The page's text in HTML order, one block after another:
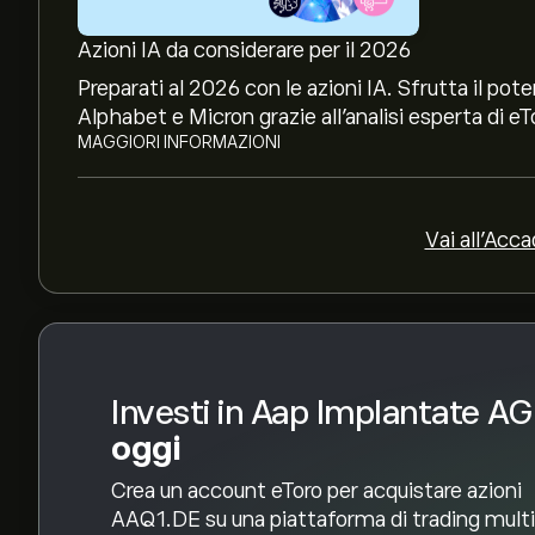
Azioni IA da considerare per il 2026
Preparati al 2026 con le azioni IA. Sfrutta il
Alphabet e Micron grazie all’analisi esperta di
MAGGIORI INFORMAZIONI
Vai
Investi in Aap Implantate AG
oggi
Crea un account eToro per acquistare azioni
AAQ1.DE su una piattaforma di trading
Il target di prezzo medio per le azioni Aap
previsioni dettagliate degli analisti e obiettivi di
Gli analisti offrono previsioni per le azioni Aap
mercato, rapporti finanziari e crescita prevista.